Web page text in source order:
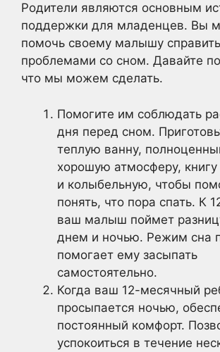
Родители являются основным
поддержки для младенцев. Вы
помочь своему малышу
проблемами со сном. Давайте
что мы можем сделать.
Помогите им соблюдать
дня перед сном.
теплую ванну,
хорошую атмосферу,
и колыбельную, чтобы
понять, что пора спать. К
ваш малыш поймет
днем и ночью. Режим сна
помогает ему засыпать
самостоятельно.
Когда ваш 12-месячный
просыпается ночью,
постоянный комфорт.
успокоиться в течение